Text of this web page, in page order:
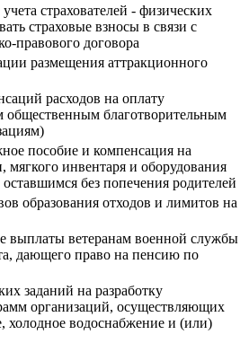
страхователей - физических
страховые взносы в связи с
правового договора
размещения аттракционного
расходов на оплату
общественным благотворительным
пособие и компенсация на
инвентаря и оборудования
без попечения родителей
образования отходов и лимитов на
выплаты ветеранам военной службы
дающего право на пенсию по
заданий на разработку
организаций, осуществляющих
холодное водоснабжение и (или)